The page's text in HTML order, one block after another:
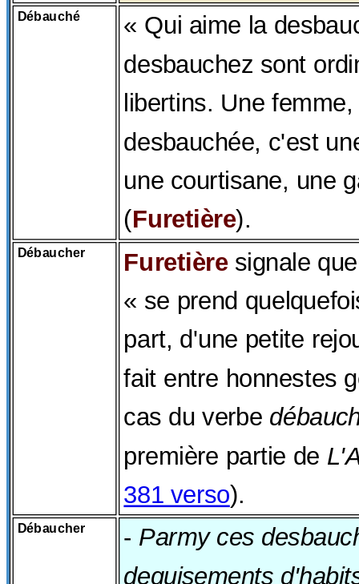
Débauché « Qui aime la
desbauchez sont
libertins. Une
desbauchée, c'est
une courtisane, une
(Furetière).
Débaucher Furetièresignale
« se prend
part, d'une petite
fait entre honnestes
cas du verbe
première partie de
381 verso).
Débaucher - Parmy ces
deguisements